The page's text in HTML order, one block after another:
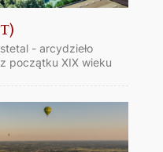
- arcydzieło
początku XIX wieku